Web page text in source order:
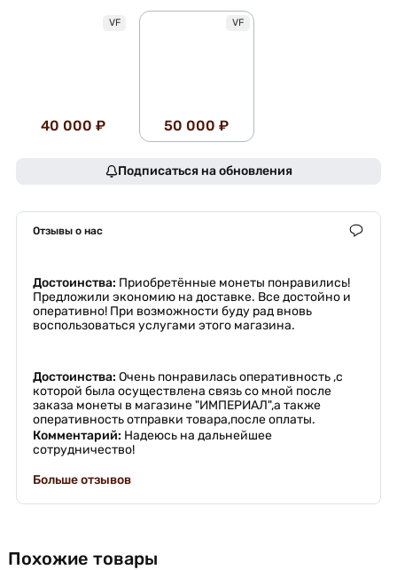
VF
40 000 ₽
VF
50 000 ₽
Подписаться на обновления
Отзывы о нас
Достоинства: Приобретённые монеты понравились!
Предложили экономию на доставке. Все достойно и
оперативно! При возможности буду рад вновь
воспользоваться услугами этого магазина.
Достоинства: Очень понравилась оперативность ,с
которой была осуществлена связь со мной после
заказа монеты в магазине "ИМПЕРИАЛ",а также
оперативность отправки товара,после оплаты.
Комментарий: Надеюсь на дальнейшее
сотрудничество!
Больше отзывов
Похожие товары